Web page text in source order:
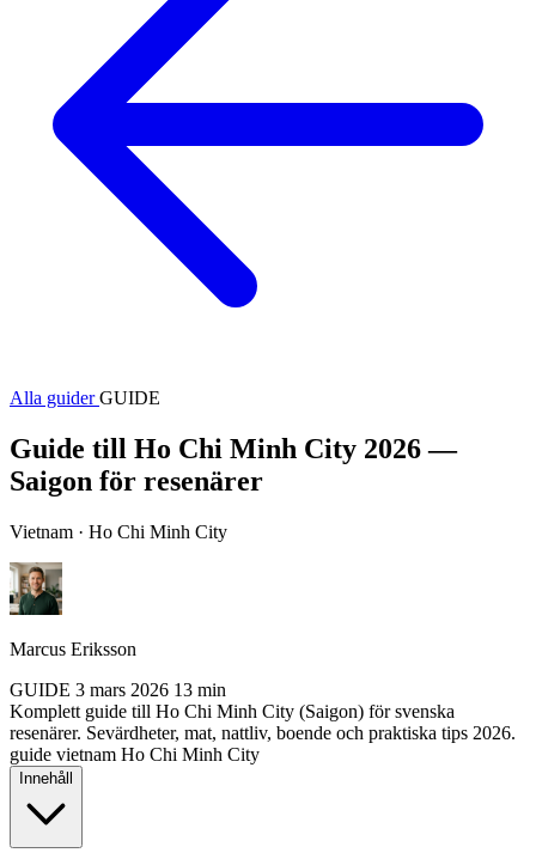
Alla guiderGUIDE
Guide till Ho Chi Minh City 2026 —
Saigon för resenärer
Vietnam · Ho Chi Minh City
Marcus Eriksson
GUIDE 3 mars 2026 13 min
Komplett guide till Ho Chi Minh City (Saigon) för svenska
resenärer. Sevärdheter, mat, nattliv, boende och praktiska tips 2026.
guide vietnam Ho Chi Minh City
Innehåll